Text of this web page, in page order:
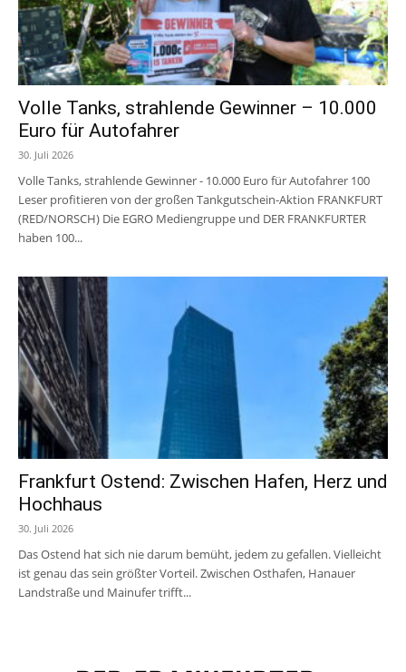
Volle Tanks, strahlende Gewinner – 10.000
Euro für Autofahrer
30. Juli 2026
Volle Tanks, strahlende Gewinner - 10.000 Euro für Autofahrer 100
Leser profitieren von der großen Tankgutschein-Aktion FRANKFURT
(RED/NORSCH) Die EGRO Mediengruppe und DER FRANKFURTER
haben 100...
Frankfurt Ostend: Zwischen Hafen, Herz und
Hochhaus
30. Juli 2026
Das Ostend hat sich nie darum bemüht, jedem zu gefallen. Vielleicht
ist genau das sein größter Vorteil. Zwischen Osthafen, Hanauer
Landstraße und Mainufer trifft...